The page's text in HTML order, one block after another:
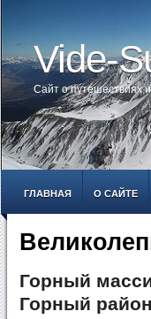
Vide-
Сайт о путешествиях
ГЛАВНАЯ О САЙТЕ
Горный
Горный